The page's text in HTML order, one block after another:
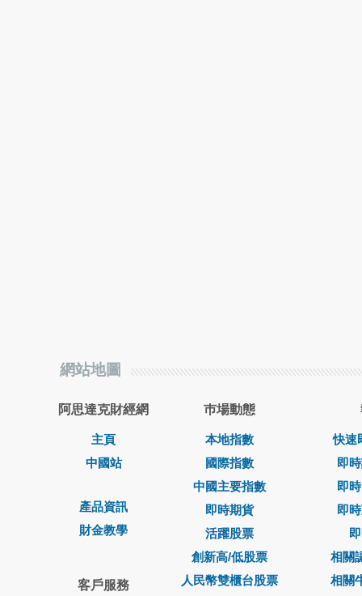
網站地圖
阿思達克財經網
主頁
中國站
產品資訊
財金教學
客戶服務
巿場動態
本地指數
國際指數
中國主要指數
即時期貨
活躍股票
創新高/低股票
人民幣雙櫃台股票
快速
即
即
即
相關
相關